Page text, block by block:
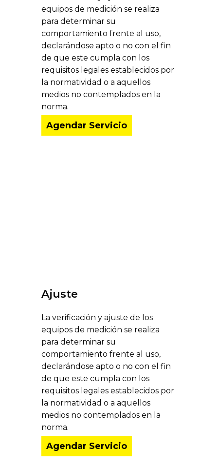
equipos de medición se realiza
para determinar su
comportamiento frente al uso,
declarándose apto o no con el fin
de que este cumpla con los
requisitos legales establecidos por
la normatividad o a aquellos
medios no contemplados en la
norma.
Agendar Servicio
Ajuste
La verificación y ajuste de los
equipos de medición se realiza
para determinar su
comportamiento frente al uso,
declarándose apto o no con el fin
de que este cumpla con los
requisitos legales establecidos por
la normatividad o a aquellos
medios no contemplados en la
norma.
Agendar Servicio